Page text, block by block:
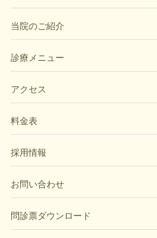
当院のご紹介
診療メニュー
アクセス
料金表
採用情報
お問い合わせ
問診票ダウンロード